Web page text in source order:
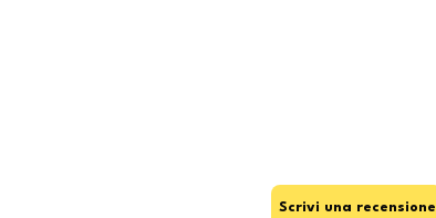
Scrivi una recensione